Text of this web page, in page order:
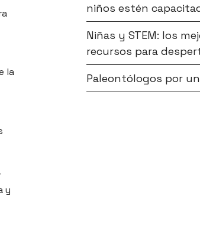
la
y
niños estén
Niñas y STEM: los
recursos para
Paleontólogos por